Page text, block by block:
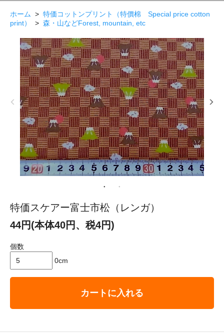
ホーム > 特価コットンプリント（特價棉 Special price cotton
print）
> 森・山などForest, mountain, etc
特価スケアー富士市松（レンガ）
44円(本体40円、税4円)
個数
0cm
カートに入れる